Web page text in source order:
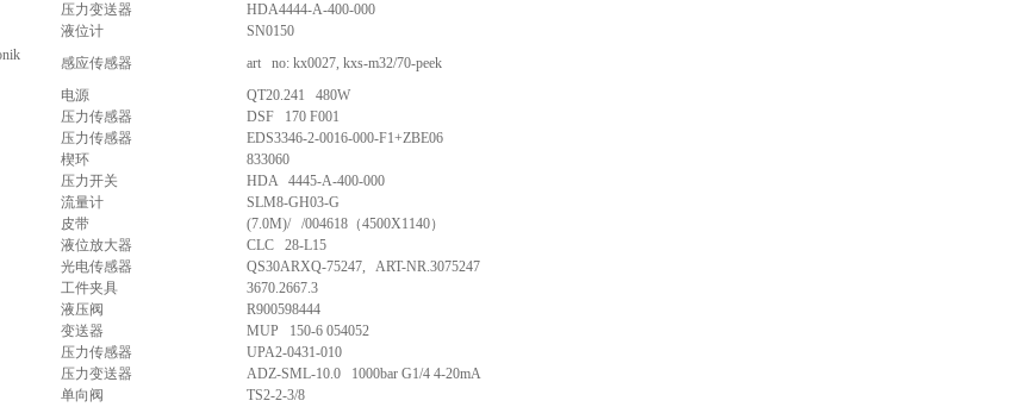
压力变送器
HDA4444-A-400-000
液位计
SN0150
感应传感器
art no: kx0027, kxs-m32/70-peek
电源
QT20.241 480W
压力传感器
DSF 170 F001
压力传感器
EDS3346-2-0016-000-F1+ZBE06
楔环
833060
压力开关
HDA 4445-A-400-000
流量计
SLM8-GH03-G
皮带
(7.0M)/ /004618（4500X1140）
液位放大器
CLC 28-L15
光电传感器
QS30ARXQ-75247, ART-NR.3075247
工件夹具
3670.2667.3
液压阀
R900598444
变送器
MUP 150-6 054052
压力传感器
UPA2-0431-010
压力变送器
ADZ-SML-10.0 1000bar G1/4 4-20mA
单向阀
TS2-2-3/8